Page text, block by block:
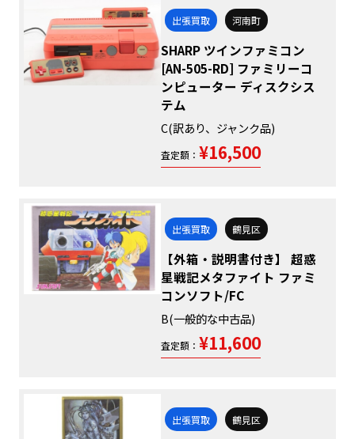
出張買取 河南町
SHARP ツインファミコン
[AN-505-RD] ファミリーコ
ンピューター ディスクシス
テム
C(訳あり、ジャンク品)
査定額： ¥16,500
出張買取 鶴見区
【外箱・説明書付き】 超惑
星戦記メタファイト ファミ
コンソフト/FC
B(一般的な中古品)
査定額： ¥11,600
出張買取 鶴見区